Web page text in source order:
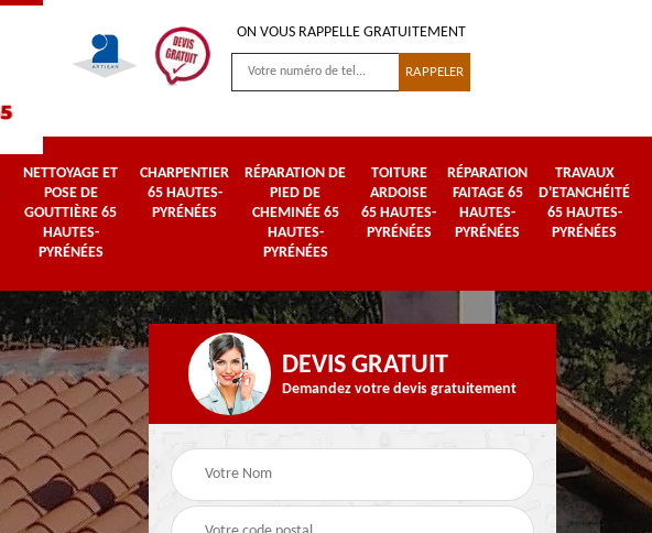
ON VOUS RAPPELLE GRATUITEMENT
NETTOYAGE ET
POSE DE
GOUTTIÈRE 65
HAUTES-
PYRÉNÉES
CHARPENTIER
65 HAUTES-
PYRÉNÉES
RÉPARATION DE
PIED DE
CHEMINÉE 65
HAUTES-
PYRÉNÉES
TOITURE
ARDOISE
65 HAUTES-
PYRÉNÉES
RÉPARATION
FAITAGE 65
HAUTES-
PYRÉNÉES
TRAVAUX
D'ETANCHÉITÉ
65 HAUTES-
PYRÉNÉES
Couvreur 65 Hautes-
Pyrénées
65 Hautes-Pyrénées
Urgence fuite de
toiture 65 Hautes-
Pyrénées
DEVIS GRATUIT
Demandez votre devis gratuitement